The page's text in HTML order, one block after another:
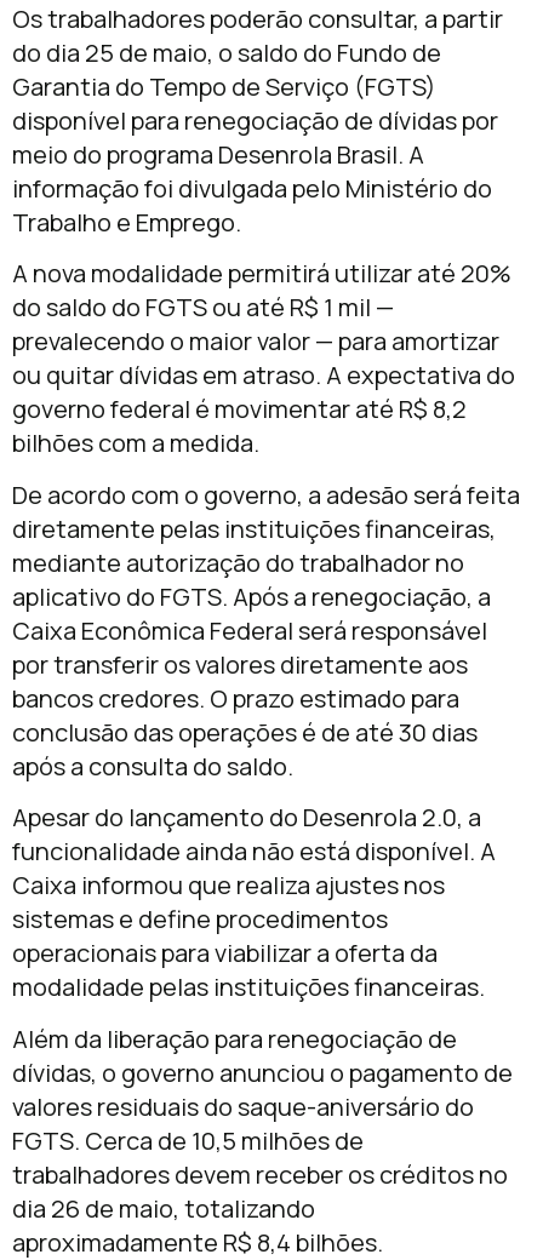
Os trabalhadores poderão consultar, a partir
do dia 25 de maio, o saldo do Fundo de
Garantia do Tempo de Serviço (FGTS)
disponível para renegociação de dívidas por
meio do programa Desenrola Brasil. A
informação foi divulgada pelo Ministério do
Trabalho e Emprego.
A nova modalidade permitirá utilizar até 20%
do saldo do FGTS ou até R$ 1 mil —
prevalecendo o maior valor — para amortizar
ou quitar dívidas em atraso. A expectativa do
governo federal é movimentar até R$ 8,2
bilhões com a medida.
De acordo com o governo, a adesão será feita
diretamente pelas instituições financeiras,
mediante autorização do trabalhador no
aplicativo do FGTS. Após a renegociação, a
Caixa Econômica Federalserá responsável
por transferir os valores diretamente aos
bancos credores. O prazo estimado para
conclusão das operações é de até 30 dias
após a consulta do saldo.
Apesar do lançamento do Desenrola 2.0, a
funcionalidade ainda não está disponível. A
Caixa informou que realiza ajustes nos
sistemas e define procedimentos
operacionais para viabilizar a oferta da
modalidade pelas instituições financeiras.
Além da liberação para renegociação de
dívidas, o governo anunciou o pagamento de
valores residuais do saque-aniversário do
FGTS. Cerca de 10,5 milhões de
trabalhadores devem receber os créditos no
dia 26 de maio, totalizando
aproximadamente R$ 8,4 bilhões.